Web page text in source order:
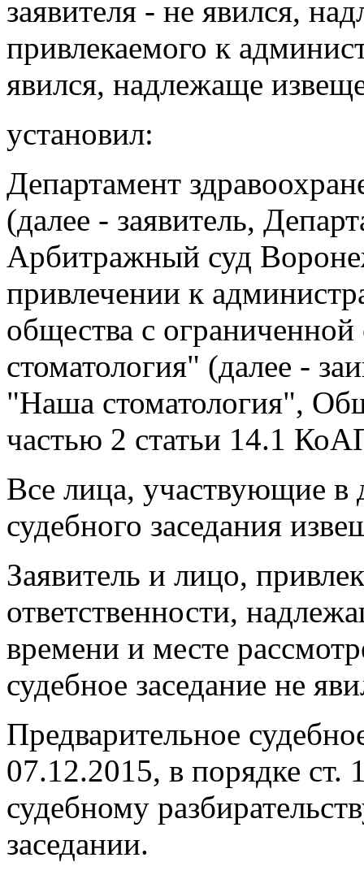
заявителя - не явился,
привлекаемого к
явился, надлежаще
установил:
Департамент
(далее - заявитель,
Арбитражный суд
привлечении к
общества с
стоматология" (далее -
"Наша стоматология",
частью 2 статьи 14.1
Все лица, участвующие в
судебного заседания
Заявитель и лицо,
ответственности,
времени и месте
судебное заседание не
Предварительное
07.12.2015, в порядке
судебному
заседании.